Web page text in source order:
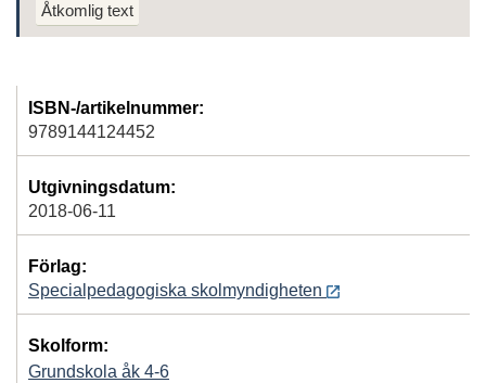
Åtkomlig text
ISBN-/artikelnummer:
9789144124452
Utgivningsdatum:
2018-06-11
Förlag:
Specialpedagogiska skolmyndigheten
Skolform:
Grundskola åk 4-6